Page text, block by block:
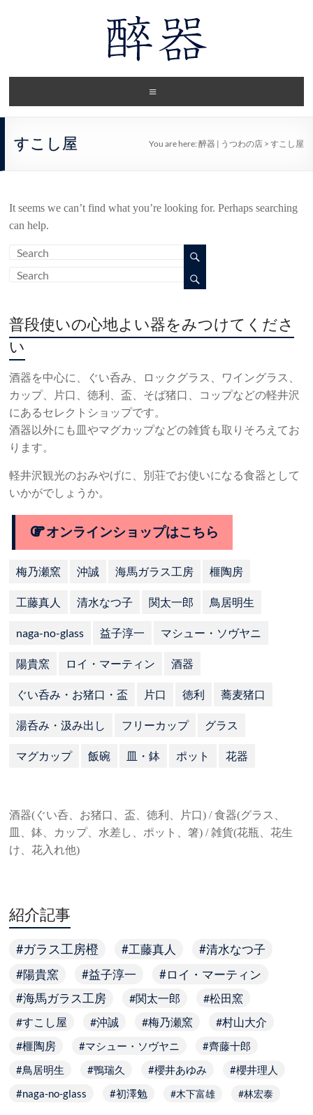
すこし屋 You are here: 醉器 | うつわの店> すこし屋
It seems we can’t find what you’re looking for. Perhaps searching
can help.
普段使いの心地よい器をみつけてくださ
い
酒器を中心に、ぐい呑み、ロックグラス、ワイングラス、
カップ、片口、徳利、盃、そば猪口、コップなどの軽井沢
にあるセレクトショップです。
酒器以外にも皿やマグカップなどの雑貨も取りそろえてお
ります。
軽井沢観光のおみやげに、別荘でお使いになる食器として
いかがでしょうか。
オンラインショップはこちら
梅乃瀬窯 沖誠 海馬ガラス工房 榧陶房
工藤真人 清水なつ子 関太一郎 鳥居明生
naga-no-glass 益子淳一 マシュー・ソヴヤニ
陽貴窯 ロイ・マーティン 酒器
ぐい呑み・お猪口・盃 片口 徳利 蕎麦猪口
湯呑み・汲み出し フリーカップ グラス
マグカップ 飯碗 皿・鉢 ポット 花器
酒器(ぐい呑、お猪口、盃、徳利、片口) / 食器(グラス、
皿、鉢、カップ、水差し、ポット、箸) / 雑貨(花瓶、花生
け、花入れ他)
紹介記事
ガラス工房橙 工藤真人
清水なつ子
陽貴窯
益子淳一 ロイ・マーティン
海馬ガラス工房 関太一郎
松田窯
すこし屋
沖誠 梅乃瀬窯 村山大介
榧陶房 マシュー・ソヴヤニ
齊藤十郎
鳥居明生
鴨瑞久 櫻井あゆみ
櫻井理人
naga-no-glass
初澤勉 木下富雄 林宏泰